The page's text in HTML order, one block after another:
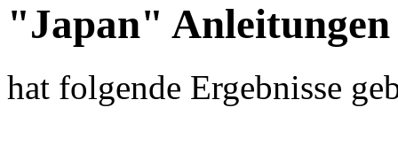
"Japan" Anleitungen
hat folgende Ergebnisse